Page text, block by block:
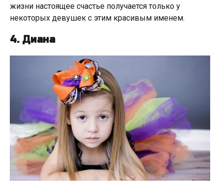
жизни настоящее счастье получается только у
некоторых девушек с этим красивым именем.
4. Диана